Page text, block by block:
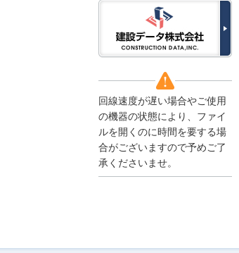
(土)～１月４日(日)
上記の期間、情報の更新
がされませんので、ご了
承のほど、よろしくお願
なお、情報は１月５日
(月)より登録されます。
2025/08/04
●夏季休業に伴う情報更
新停止のお知らせ●
建設資料館をご利用いた
だき、誠に有難うござい
回線速度が遅い場合やご使用
の機器の状態により、ファイ
ルを開くのに時間を要する場
合がございますので予めご了
承くださいませ。